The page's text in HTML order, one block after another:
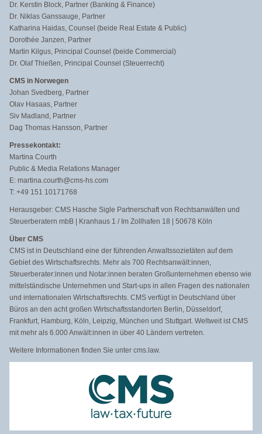
Dr. Kerstin Block, Partner (Banking & Finance)
Dr. Niklas Ganssauge, Partner
Katharina Haidas, Counsel (beide Real Estate & Public)
Dorothée Janzen, Partner
Martin Kilgus, Principal Counsel (beide Commercial)
Dr. Olaf Thießen, Principal Counsel (Steuerrecht)
CMS in Norwegen
Johan Svedberg, Partner
Olav Hasaas, Partner
Siv Madland, Partner
Dag Thomas Hansson, Partner
Pressekontakt:
Martina Courth
Public & Media Relations Manager
E: martina.courth@cms-hs.com
T: +49 151 10171768
Herausgeber: CMS Hasche Sigle Partnerschaft von Rechtsanwälten und
Steuerberatern mbB | Kranhaus 1 / Im Zollhafen 18 | 50678 Köln
Über CMS
CMS ist in Deutschland eine der führenden Anwaltssozietäten auf dem
Gebiet des Wirtschaftsrechts. Mehr als 700 Rechtsanwält:innen,
Steuerberater:innen und Notar:innen beraten Großunternehmen ebenso wie
mittelständische Unternehmen und Start-ups in allen Fragen des nationalen
und internationalen Wirtschaftsrechts. CMS verfügt in Deutschland über
Büros an den acht großen Wirtschaftsstandorten Berlin, Düsseldorf,
Frankfurt, Hamburg, Köln, Leipzig, München und Stuttgart. Weltweit ist CMS
mit mehr als 6.000 Anwält:innen in über 40 Ländern vertreten.
Weitere Informationen finden Sie unter cms.law.